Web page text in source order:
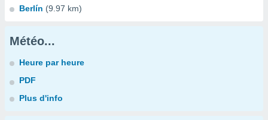
Berlín (9.97 km)
Météo...
Heure par heure
PDF
Plus d'info